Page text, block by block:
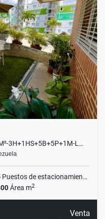
3H+1HS+5B+5P+1M-L…
Puestos de estacionamientos
Área m2
Venta